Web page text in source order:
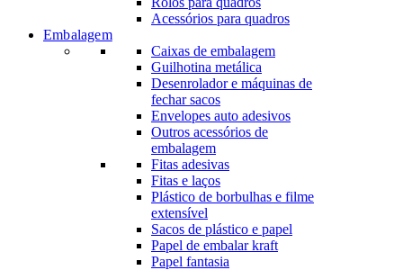
Acessórios para quadros
Embalagem
Caixas de embalagem
Guilhotina metálica
Desenrolador e máquinas de
fechar sacos
Envelopes auto adesivos
Outros acessórios de
embalagem
Fitas adesivas
Fitas e laços
Plástico de borbulhas e filme
extensível
Sacos de plástico e papel
Papel de embalar kraft
Papel fantasia